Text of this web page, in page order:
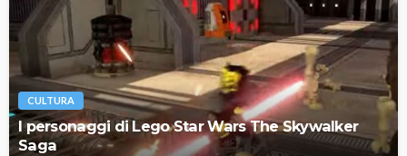
CULTURA
I personaggi di Lego Star Wars The Skywalker
Saga